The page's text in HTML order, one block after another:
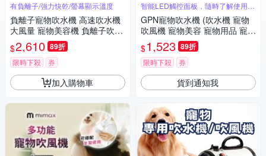
有負離子/強力快乾/螢幕顯示溫度
負離子寵物吹水機 高速吹水機
大風量 寵物美容機 負離子吹水
機 低噪音 寵物吹風機 美容用品
$2,610 89折
限時下殺 券
加入購物車
智能LED觸控面板，隨時了解使用情
況
GPN寵物吹水機 (吹水機 寵物
吹風機 寵物美容 寵物用品 寵物
吹水機)
$1,523 89折
限時下殺 券
貨到通知我